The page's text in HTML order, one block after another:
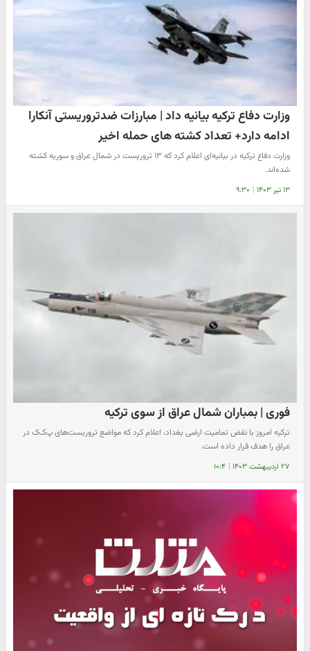
وزارت دفاع ترکیه بیانیه داد | مبارزات ضدتروریستی آنکارا
ادامه دارد+ تعداد کشته های حمله اخیر
وزارت دفاع ترکیه در بیانیه‌ای اعلام کرد که ۱۳ تروریست در شمال عراق و سوریه کشته
شده‌اند.
۱۳ تیر ۱۴۰۳ | ۹:۳۰
فوری | بمباران شمال عراق از سوی ترکیه
ترکیه امروز با نقض تمامیت ارضی بغداد، اعلام کرد که مواضع تروریست‌های پ‌ک‌ک در
عراق را هدف قرار داده است.
۲۷ اردیبهشت ۱۴۰۳ | ۱۰:۴